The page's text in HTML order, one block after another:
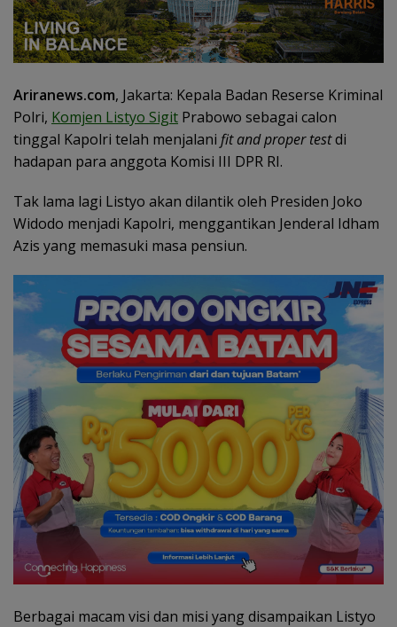
Ariranews.com, Jakarta: Kepala Badan Reserse Kriminal
Polri, Komjen Listyo Sigit Prabowo sebagai calon
tinggal Kapolri telah menjalani fit and proper testdi
hadapan para anggota Komisi III DPR RI.
Tak lama lagi Listyo akan dilantik oleh Presiden Joko
Widodo menjadi Kapolri, menggantikan Jenderal Idham
Azis yang memasuki masa pensiun.
Berbagai macam visi dan misi yang disampaikan Listyo